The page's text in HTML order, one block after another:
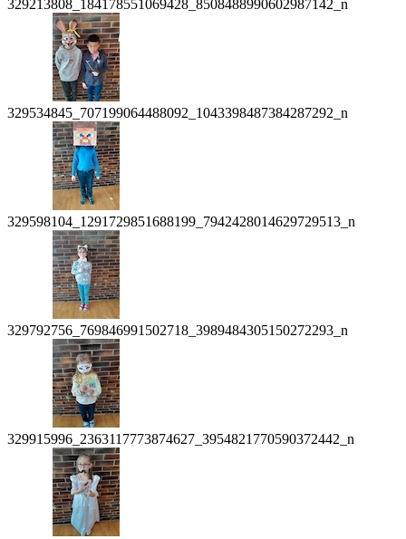
329213808_184178551069428_8508488990602987142_n
329534845_707199064488092_1043398487384287292_n
329598104_1291729851688199_7942428014629729513_n
329792756_769846991502718_3989484305150272293_n
329915996_2363117773874627_3954821770590372442_n